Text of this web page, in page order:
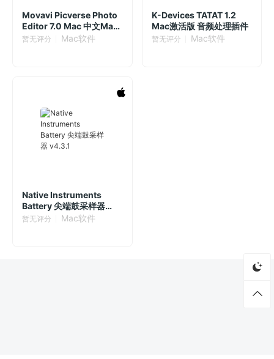
Movavi Picverse Photo
Editor 7.0 Mac 中文Mac
激活版 照片编辑器
暂无评分 Mac软件
K-Devices TATAT 1.2
Mac激活版 音频处理插件
暂无评分 Mac软件
Native Instruments
Battery 尖端鼓采样器
v4.3.1
暂无评分 Mac软件